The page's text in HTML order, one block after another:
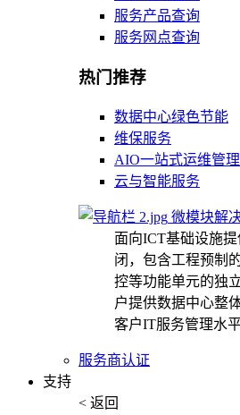
服务产品查询
服务网点查询
热门推荐
数据中心绿色节能
维保服务
AIO一站式运维管
云与智能服务
微模块解
面向ICT基础设施
闭，包含工程预制
控等功能单元的独
户提供数据中心整
客户IT服务管理水平
服务商认证
支持
< 返回